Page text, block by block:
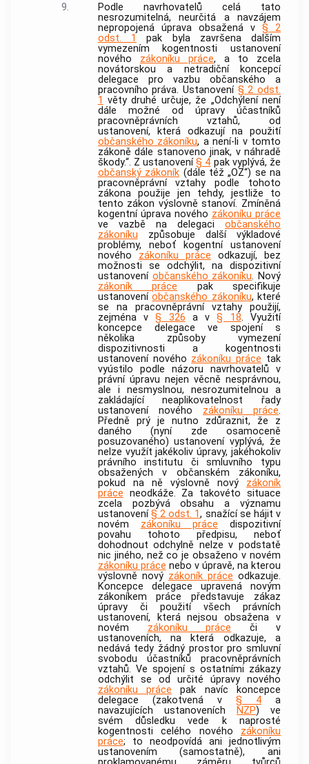
9.
Podle navrhovatelů celá tato
nesrozumitelná, neurčitá a navzájem
nepropojená úprava obsažená v § 2
odst. 1
pak byla završena dalším
vymezením kogentnosti ustanovení
nového zákoníku práce, a to zcela
novátorskou a netradiční koncepcí
delegace pro vazbu občanského a
pracovního práva. Ustanovení § 2 odst.
1 věty druhé určuje, že „Odchýlení není
dále možné od úpravy účastníků
pracovněprávních vztahů, od
ustanovení, která odkazují na použití
občanského zákoníku, a není-li v tomto
zákoně dále stanoveno jinak, v náhradě
škody.“. Z ustanovení§ 4 pak vyplývá, že
občanský zákoník (dále též „OZ“) se na
pracovněprávní vztahy podle tohoto
zákona použije jen tehdy, jestliže to
tento zákon výslovně stanoví. Zmíněná
kogentní úprava nového zákoníku práce
ve vazbě na delegaci občanského
zákoníku způsobuje další výkladové
problémy, neboť kogentní ustanovení
nového zákoníku práce odkazují, bez
možnosti se odchýlit, na dispozitivní
ustanovení občanského zákoníku. Nový
zákoník práce pak specifikuje
ustanoveníobčanského zákoníku, které
se na pracovněprávní vztahy použijí,
zejména v§ 326 a v§ 18. Využití
koncepce delegace ve spojení s
několika způsoby vymezení
dispozitivnosti a kogentnosti
ustanovení nového zákoníku práce tak
vyústilo podle názoru navrhovatelů v
právní úpravu nejen věcně nesprávnou,
ale i nesmyslnou, nesrozumitelnou a
zakládající neaplikovatelnost řady
ustanovení nového zákoníku práce.
Předně prý je nutno zdůraznit, že z
daného (nyní zde osamoceně
posuzovaného) ustanovení vyplývá, že
nelze využít jakékoliv úpravy, jakéhokoliv
právního institutu či smluvního typu
obsažených v občanském zákoníku,
pokud na ně výslovně nový zákoník
práce neodkáže. Za takovéto situace
zcela pozbývá obsahu a významu
ustanovení§ 2 odst. 1, snažící se hájit v
novém zákoníku práce dispozitivní
povahu tohoto předpisu, neboť
dohodnout odchylně nelze v podstatě
nic jiného, než co je obsaženo v novém
zákoníku práce nebo v úpravě, na kterou
výslovně nový zákoník práce odkazuje.
Koncepce delegace upravená novým
zákoníkem práce představuje zákaz
úpravy či použití všech právních
ustanovení, která nejsou obsažena v
novém zákoníku práce či v
ustanoveních, na která odkazuje, a
nedává tedy žádný prostor pro smluvní
svobodu účastníků pracovněprávních
vztahů. Ve spojení s ostatními zákazy
odchýlit se od určité úpravy nového
zákoníku práce pak navíc koncepce
delegace (zakotvená v § 4a
navazujících ustanoveních
NZP) ve
svém důsledku vede k naprosté
kogentnosti celého nového zákoníku
práce; to neodpovídá ani jednotlivým
ustanovením (samostatně), ani